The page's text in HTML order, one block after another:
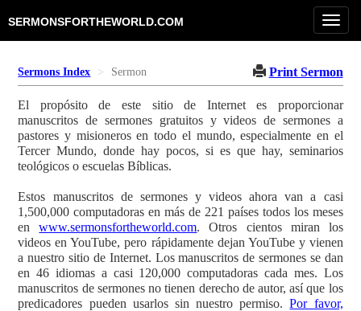
SERMONSFORTHEWORLD.COM
Sermons Index Sermon Print Sermon
El propósito de este sitio de Internet es proporcionar
manuscritos de sermones gratuitos y videos de sermones a
pastores y misioneros en todo el mundo, especialmente en el
Tercer Mundo, donde hay pocos, si es que hay, seminarios
teológicos o escuelas Bíblicas.
Estos manuscritos de sermones y videos ahora van a casi
1,500,000 computadoras en más de 221 países todos los meses
enwww.sermonsfortheworld.com. Otros cientos miran los
videos en YouTube, pero rápidamente dejan YouTube y vienen
a nuestro sitio de Internet. Los manuscritos de sermones se dan
en 46 idiomas a casi 120,000 computadoras cada mes. Los
manuscritos de sermones no tienen derecho de autor, así que los
predicadores pueden usarlos sin nuestro permiso.Por favor,